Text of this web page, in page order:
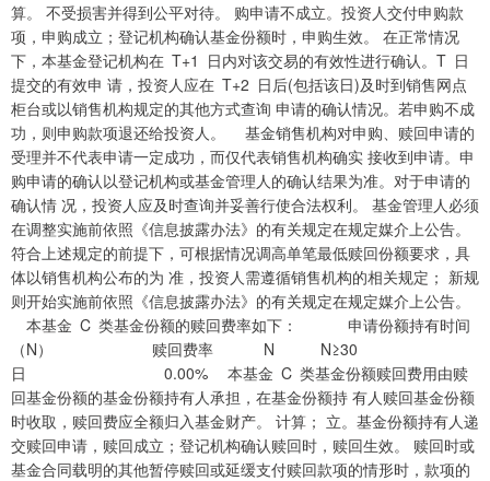
算。 不受损害并得到公平对待。 购申请不成立。投资人交付申购款
项，申购成立；登记机构确认基金份额时，申购生效。 在正常情况
下，本基金登记机构在 T+1 日内对该交易的有效性进行确认。T 日
提交的有效申 请，投资人应在 T+2 日后(包括该日)及时到销售网点
柜台或以销售机构规定的其他方式查询 申请的确认情况。若申购不成
功，则申购款项退还给投资人。 基金销售机构对申购、赎回申请的
受理并不代表申请一定成功，而仅代表销售机构确实 接收到申请。申
购申请的确认以登记机构或基金管理人的确认结果为准。对于申请的
确认情 况，投资人应及时查询并妥善行使合法权利。 基金管理人必须
在调整实施前依照《信息披露办法》的有关规定在规定媒介上公告。
符合上述规定的前提下，可根据情况调高单笔最低赎回份额要求，具
体以销售机构公布的为 准，投资人需遵循销售机构的相关规定； 新规
则开始实施前依照《信息披露办法》的有关规定在规定媒介上公告。
本基金 C 类基金份额的赎回费率如下： 申请份额持有时间
（N） 赎回费率 N N≥30
日 0.00% 本基金 C 类基金份额赎回费用由赎
回基金份额的基金份额持有人承担，在基金份额持 有人赎回基金份额
时收取，赎回费应全额归入基金财产。 计算； 立。基金份额持有人递
交赎回申请，赎回成立；登记机构确认赎回时，赎回生效。 赎回时或
基金合同载明的其他暂停赎回或延缓支付赎回款项的情形时，款项的